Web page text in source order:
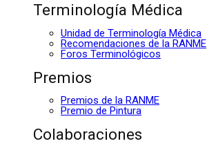
Terminología Médica
Unidad de Terminología Médica
Recomendaciones de la RANME
Foros Terminológicos
Premios
Premios de la RANME
Premio de Pintura
Colaboraciones